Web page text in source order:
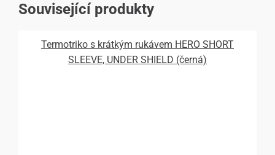
Související produkty
Termotriko s krátkým rukávem HERO SHORT
SLEEVE, UNDER SHIELD (černá)